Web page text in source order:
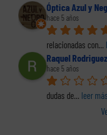
Óptica Azul y
hace 5 años
relacionadas con...
Raquel Rodriguez
hace 5 años
dudas de... leer más